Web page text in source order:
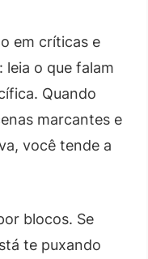
em críticas e
leia o que falam
Quando
marcantes e
você tende a
blocos. Se
te puxando